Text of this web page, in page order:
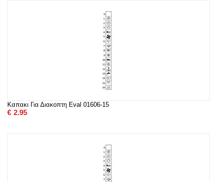
Καπακι Για Διακοπτη Eval 01606-15
€ 2.95